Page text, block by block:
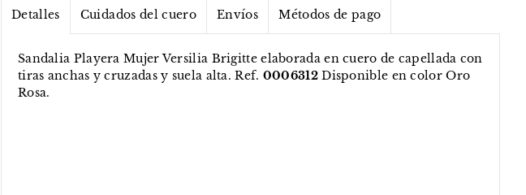
Detalles Cuidados del cuero Envíos Métodos de pago
Sandalia Playera Mujer Versilia Brigitte elaborada en cuero de capellada con
tiras anchas y cruzadas y suela alta. Ref. 0006312Disponible en color Oro
Rosa.